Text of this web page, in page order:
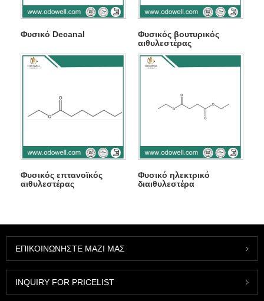
Φυσικό Decanal
Φυσικός βουτυρικός
αιθυλεστέρας
Φυσικός επτανοϊκός
αιθυλεστέρας
Φυσικό ηλεκτρικό
διαιθυλεστέρα
ΕΠΙΚΟΙΝΩΝΉΣΤΕ ΜΑΖΊ ΜΑΣ
INQUIRY FOR PRICELIST